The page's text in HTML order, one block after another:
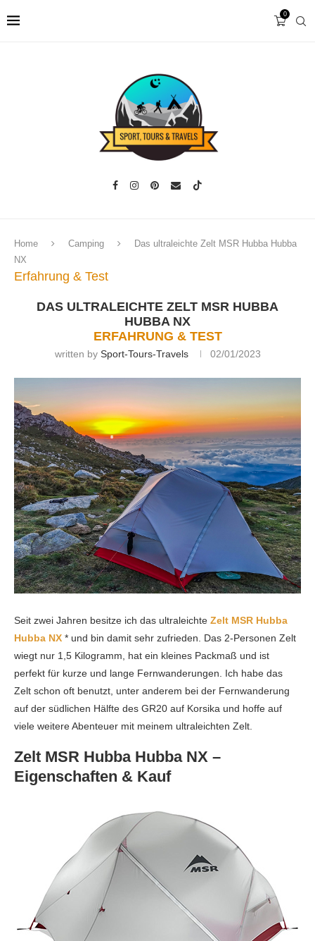
0
Home Camping
Das ultraleichte Zelt MSR Hubba Hubba
NX
Erfahrung & Test
DAS ULTRALEICHTE ZELT MSR HUBBA
HUBBA NX
ERFAHRUNG & TEST
written by Sport-Tours-Travels 02/01/2023
Seit zwei Jahren besitze ich das ultraleichte Zelt MSR Hubba
Hubba NX * und bin damit sehr zufrieden. Das 2-Personen Zelt
wiegt nur 1,5 Kilogramm, hat ein kleines Packmaß und ist
perfekt für kurze und lange Fernwanderungen. Ich habe das
Zelt schon oft benutzt, unter anderem bei der Fernwanderung
auf der südlichen Hälfte des GR20 auf Korsika und hoffe auf
viele weitere Abenteuer mit meinem ultraleichten Zelt.
Zelt MSR Hubba Hubba NX –
Eigenschaften & Kauf